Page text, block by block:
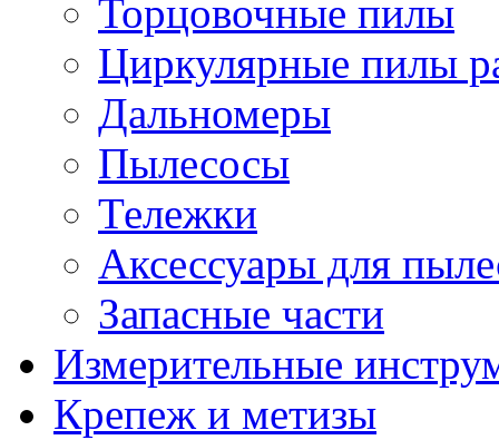
Торцовочные пилы
Циркулярные пилы
Дальномеры
Пылесосы
Тележки
Аксессуары для
Запасные части
Измерительные
Крепеж и метизы